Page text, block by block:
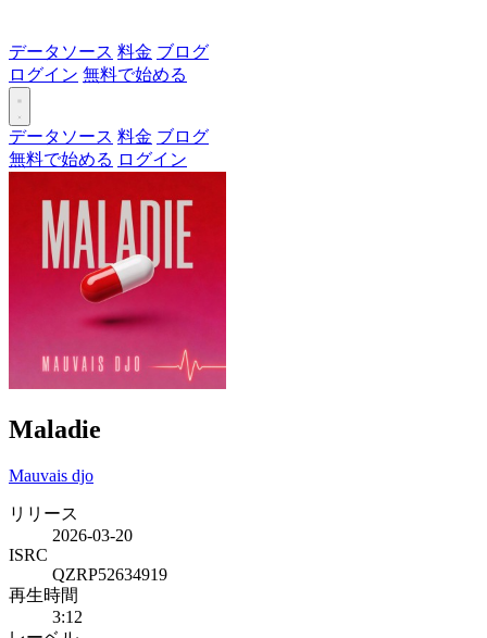
データソース 料金 ブログ
ログイン 無料で始める
データソース 料金 ブログ
無料で始める ログイン
Maladie
Mauvais djo
リリース
2026-03-20
ISRC
QZRP52634919
再生時間
3:12